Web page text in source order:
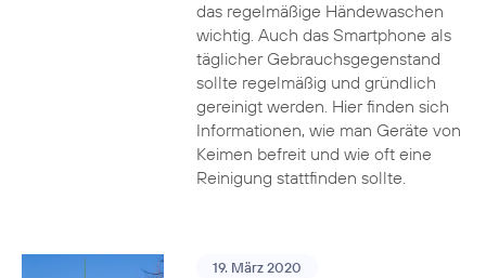
das regelmäßige Händewaschen
wichtig. Auch das Smartphone als
täglicher Gebrauchsgegenstand
sollte regelmäßig und gründlich
gereinigt werden. Hier finden sich
Informationen, wie man Geräte von
Keimen befreit und wie oft eine
Reinigung stattfinden sollte.
19. März 2020